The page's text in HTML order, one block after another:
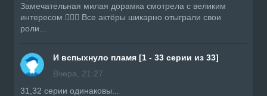
Замечательная милая дорамка смотрела с великим
интересом 👍🏼🔥 Все актёры шикарно отыграли свои
роли...
И вспыхнуло пламя [1 - 33 серии из 33]
Вчера, 21:27
31,32 серии одинаковы...